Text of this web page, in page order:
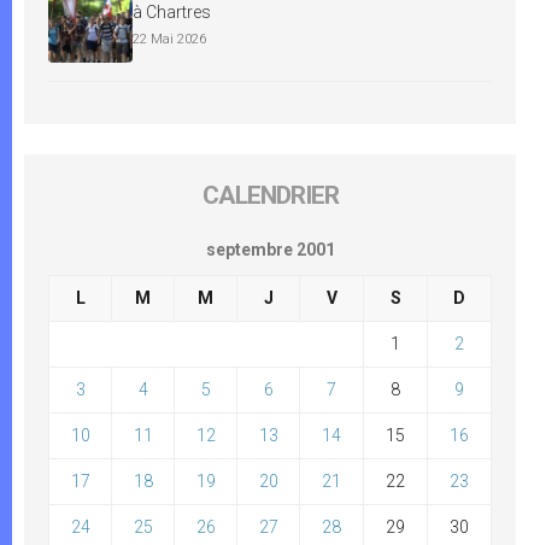
à Chartres
22 Mai 2026
CALENDRIER
septembre 2001
L M M J V S D
1 2
3 4 5 6 7 8 9
10 11 12 13 14 15 16
17 18 19 20 21 22 23
24 25 26 27 28 29 30